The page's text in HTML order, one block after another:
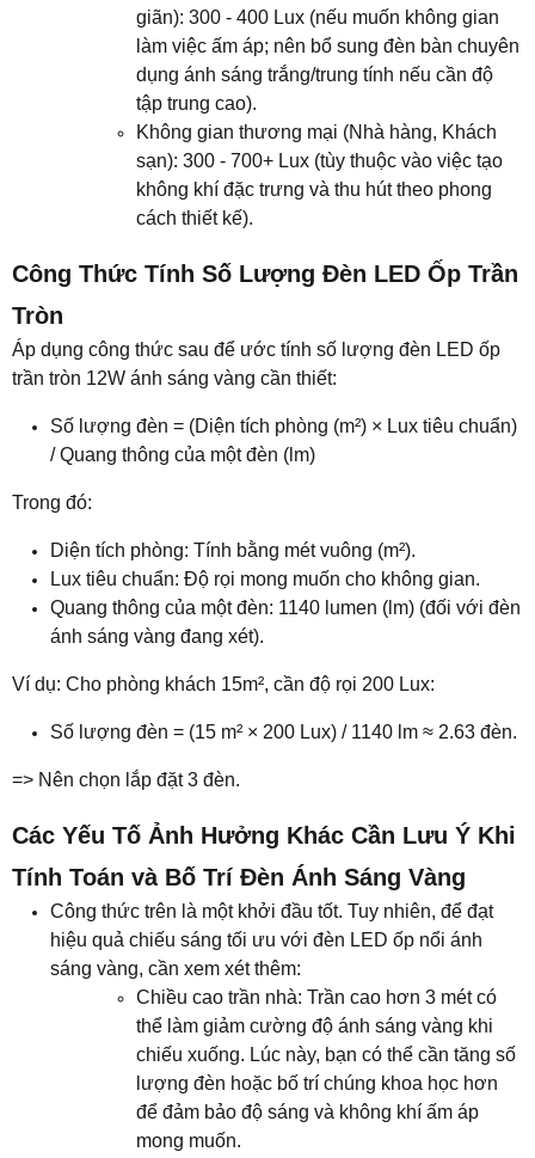
giãn): 300 - 400 Lux (nếu muốn không gian
làm việc ấm áp; nên bổ sung đèn bàn chuyên
dụng ánh sáng trắng/trung tính nếu cần độ
tập trung cao).
Không gian thương mại (Nhà hàng, Khách
sạn): 300 - 700+ Lux (tùy thuộc vào việc tạo
không khí đặc trưng và thu hút theo phong
cách thiết kế).
Công Thức Tính Số Lượng Đèn LED Ốp Trần
Tròn
Áp dụng công thức sau để ước tính số lượng đèn LED ốp
trần tròn 12W ánh sáng vàng cần thiết:
Số lượng đèn = (Diện tích phòng (m²) × Lux tiêu chuẩn)
/ Quang thông của một đèn (lm)
Trong đó:
Diện tích phòng: Tính bằng mét vuông (m²).
Lux tiêu chuẩn: Độ rọi mong muốn cho không gian.
Quang thông của một đèn: 1140 lumen (lm) (đối với đèn
ánh sáng vàng đang xét).
Ví dụ: Cho phòng khách 15m², cần độ rọi 200 Lux:
Số lượng đèn = (15 m² × 200 Lux) / 1140 lm ≈ 2.63 đèn.
=> Nên chọn lắp đặt 3 đèn.
Các Yếu Tố Ảnh Hưởng Khác Cần Lưu Ý Khi
Tính Toán và Bố Trí Đèn Ánh Sáng Vàng
Công thức trên là một khởi đầu tốt. Tuy nhiên, để đạt
hiệu quả chiếu sáng tối ưu với đèn LED ốp nổi ánh
sáng vàng, cần xem xét thêm:
Chiều cao trần nhà: Trần cao hơn 3 mét có
thể làm giảm cường độ ánh sáng vàng khi
chiếu xuống. Lúc này, bạn có thể cần tăng số
lượng đèn hoặc bố trí chúng khoa học hơn
để đảm bảo độ sáng và không khí ấm áp
mong muốn.